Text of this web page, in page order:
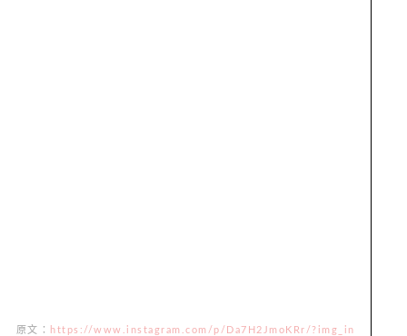
原文：
https://www.instagram.com/p/Da7H2JmoKRr/?img_in